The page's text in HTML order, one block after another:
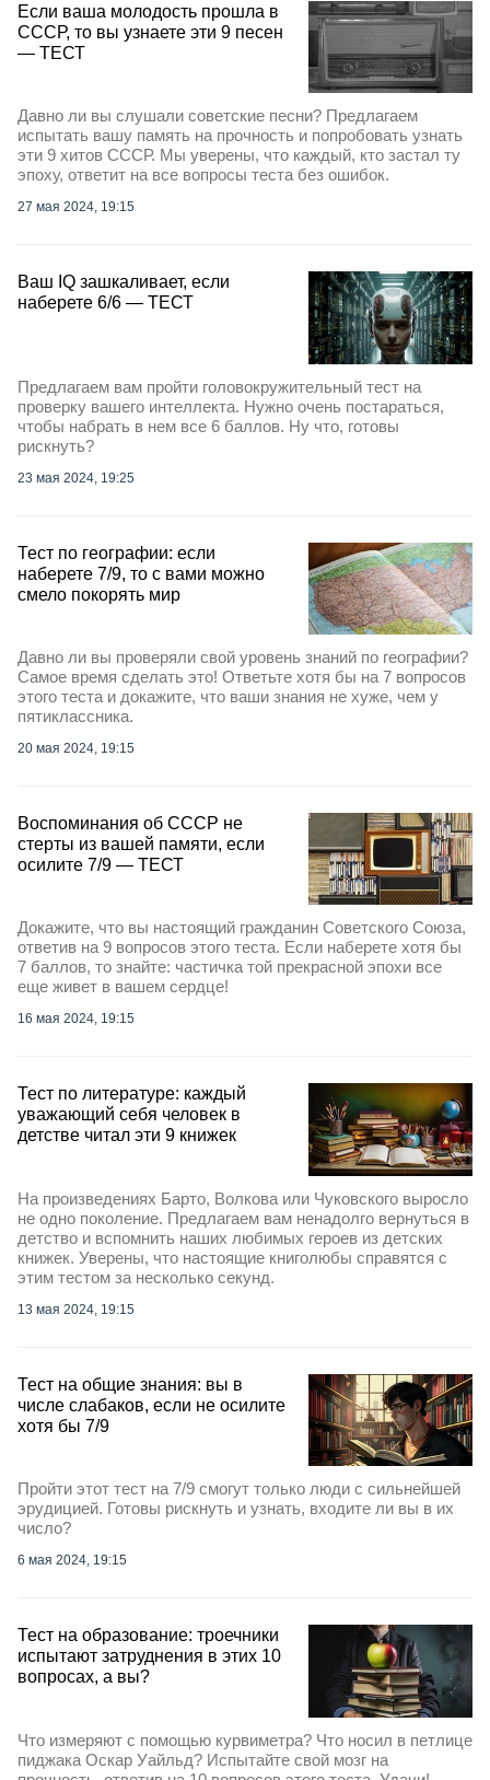
Если ваша молодость прошла в
СССР, то вы узнаете эти 9 песен
— ТЕСТ
Давно ли вы слушали советские песни? Предлагаем
испытать вашу память на прочность и попробовать узнать
эти 9 хитов СССР. Мы уверены, что каждый, кто застал ту
эпоху, ответит на все вопросы теста без ошибок.
27 мая 2024, 19:15
Ваш IQ зашкаливает, если
наберете 6/6 — ТЕСТ
Предлагаем вам пройти головокружительный тест на
проверку вашего интеллекта. Нужно очень постараться,
чтобы набрать в нем все 6 баллов. Ну что, готовы
рискнуть?
23 мая 2024, 19:25
Тест по географии: если
наберете 7/9, то с вами можно
смело покорять мир
Давно ли вы проверяли свой уровень знаний по географии?
Самое время сделать это! Ответьте хотя бы на 7 вопросов
этого теста и докажите, что ваши знания не хуже, чем у
пятиклассника.
20 мая 2024, 19:15
Воспоминания об СССР не
стерты из вашей памяти, если
осилите 7/9 — ТЕСТ
Докажите, что вы настоящий гражданин Советского Союза,
ответив на 9 вопросов этого теста. Если наберете хотя бы
7 баллов, то знайте: частичка той прекрасной эпохи все
еще живет в вашем сердце!
16 мая 2024, 19:15
Тест по литературе: каждый
уважающий себя человек в
детстве читал эти 9 книжек
На произведениях Барто, Волкова или Чуковского выросло
не одно поколение. Предлагаем вам ненадолго вернуться в
детство и вспомнить наших любимых героев из детских
книжек. Уверены, что настоящие книголюбы справятся с
этим тестом за несколько секунд.
13 мая 2024, 19:15
Тест на общие знания: вы в
числе слабаков, если не осилите
хотя бы 7/9
Пройти этот тест на 7/9 смогут только люди с сильнейшей
эрудицией. Готовы рискнуть и узнать, входите ли вы в их
число?
6 мая 2024, 19:15
Тест на образование: троечники
испытают затруднения в этих 10
вопросах, а вы?
Что измеряют с помощью курвиметра? Что носил в петлице
пиджака Оскар Уайльд? Испытайте свой мозг на